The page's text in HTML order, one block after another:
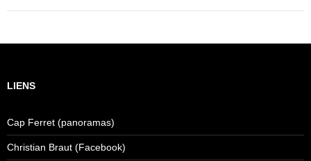
LIENS
Cap Ferret (panoramas)
Christian Braut (Facebook)